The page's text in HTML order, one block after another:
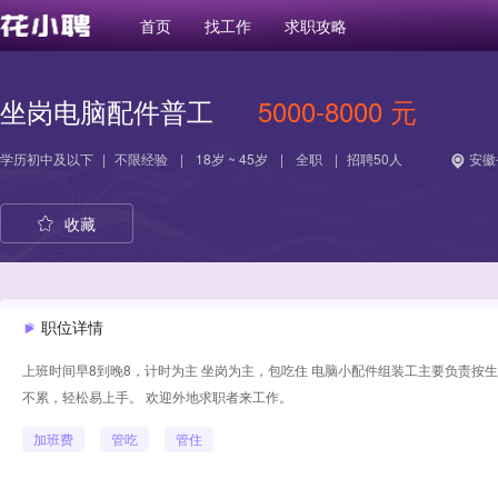
首页 找工作 求职攻略
坐岗电脑配件普工 5000-8000 元
学历初中及以下 | 不限经验 | 18岁 ~ 45岁 | 全职 | 招聘50人 安徽
收藏
职位详情
上班时间早8到晚8，计时为主 坐岗为主，包吃住 电脑小配件组装工主要负责
不累，轻松易上手。 欢迎外地求职者来工作。
加班费 管吃 管住